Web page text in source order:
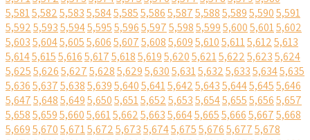
5,5815,5825,5835,5845,5855,5865,5875,5885,5895,5905,591
5,5925,5935,5945,5955,5965,5975,5985,5995,6005,6015,602
5,6035,6045,6055,6065,6075,6085,6095,6105,6115,6125,613
5,6145,6155,6165,6175,6185,6195,6205,6215,6225,6235,624
5,6255,6265,6275,6285,6295,6305,6315,6325,6335,6345,635
5,6365,6375,6385,6395,6405,6415,6425,6435,6445,6455,646
5,6475,6485,6495,6505,6515,6525,6535,6545,6555,6565,657
5,6585,6595,6605,6615,6625,6635,6645,6655,6665,6675,668
5,6695,6705,6715,6725,6735,6745,6755,6765,6775,678